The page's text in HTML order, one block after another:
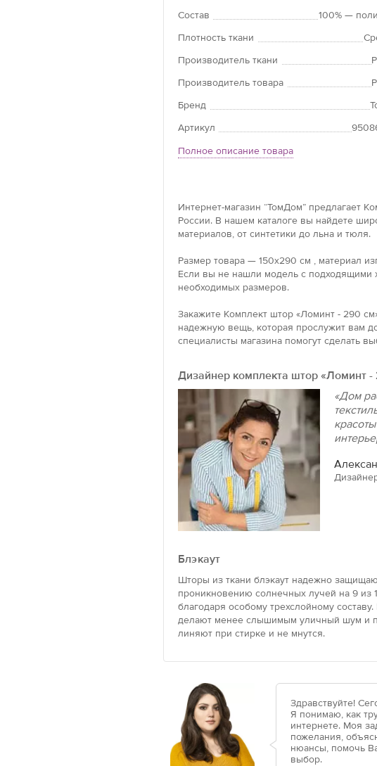
Состав
100% —
Плотность ткани
Производитель ткани
Производитель товара
Бренд
Артикул
Полное описание товара
Интернет-магазин “ТомДом” предлагает
России. В нашем каталоге вы найдете
материалов, от синтетики до льна и тюля.
Размер товара — 150x290 см , материал
Если вы не нашли модель с подходящими
необходимых размеров.
Закажите Комплект штор «Ломинт - 290
надежную вещь, которая прослужит вам
специалисты магазина помогут сделать
Дизайнер комплекта штор «Ломинт -
«Дом
Блэкаут
Шторы из ткани блэкаут надежно
проникновению солнечных лучей на 9 из
благодаря особому трехслойному
делают менее слышимым уличный шум и
линяют при стирке и не мнутся.
Здравствуйте!
Я понимаю, как
интернете. Моя
пожелания,
нюансы, помочь
выбор.